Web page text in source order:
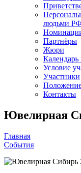
людьми РФ
Партнёры
Жюри
Календарь
Условие
Участники
Контакты
Ювелирная
Главная
События